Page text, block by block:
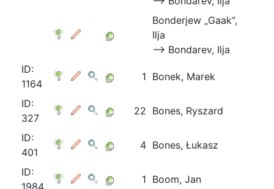
Bonderjew „Gaak“,
Ilja
⟶ Bondarev, Ilja
ID:
1164
1 Bonek, Marek
ID:
327
22 Bones, Ryszard
ID:
401
4 Bones, Łukasz
ID:
1984
1 Boom, Jan